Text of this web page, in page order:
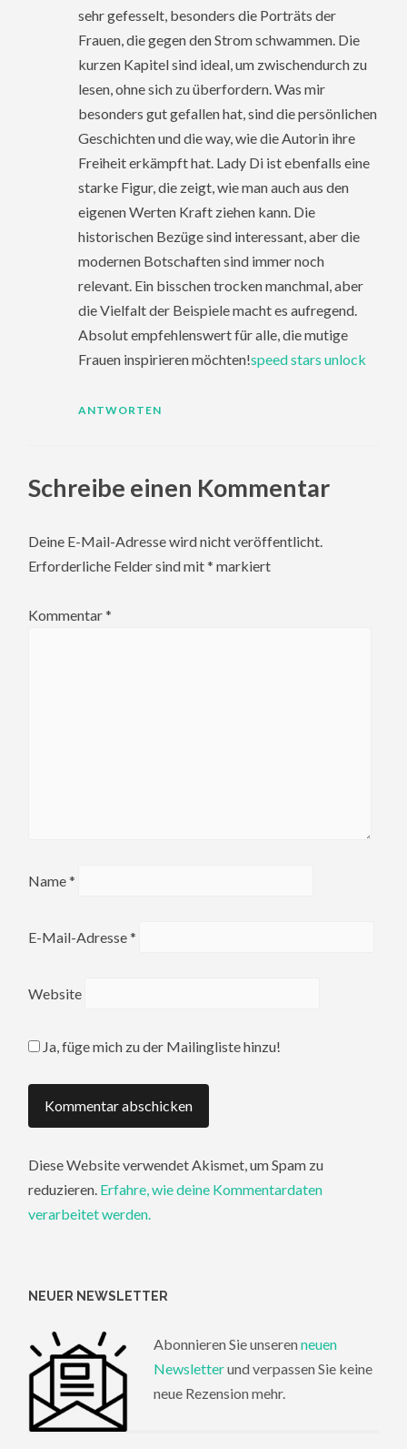
sehr gefesselt, besonders die Porträts der
Frauen, die gegen den Strom schwammen. Die
kurzen Kapitel sind ideal, um zwischendurch zu
lesen, ohne sich zu überfordern. Was mir
besonders gut gefallen hat, sind die persönlichen
Geschichten und die way, wie die Autorin ihre
Freiheit erkämpft hat. Lady Di ist ebenfalls eine
starke Figur, die zeigt, wie man auch aus den
eigenen Werten Kraft ziehen kann. Die
historischen Bezüge sind interessant, aber die
modernen Botschaften sind immer noch
relevant. Ein bisschen trocken manchmal, aber
die Vielfalt der Beispiele macht es aufregend.
Absolut empfehlenswert für alle, die mutige
Frauen inspirieren möchten!speed stars unlock
ANTWORTEN
Schreibe einen Kommentar
Deine E-Mail-Adresse wird nicht veröffentlicht.
Erforderliche Felder sind mit* markiert
Kommentar*
Name*
E-Mail-Adresse*
Website
Ja, füge mich zu der Mailingliste hinzu!
Diese Website verwendet Akismet, um Spam zu
reduzieren. Erfahre, wie deine Kommentardaten
verarbeitet werden.
NEUER NEWSLETTER
Abonnieren Sie unseren neuen
Newsletterund verpassen Sie keine
neue Rezension mehr.